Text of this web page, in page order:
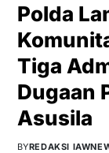
Polda
Tiga
Dugaan
Asusila
BYREDAKSI